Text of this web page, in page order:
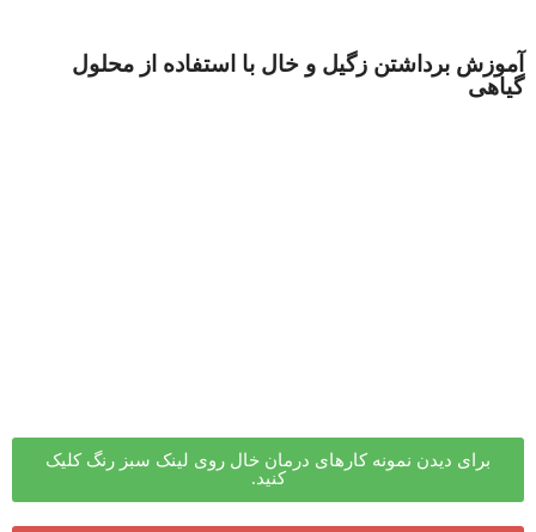
آموزش برداشتن زگیل و خال با استفاده از محلول
گیاهی
برای دیدن نمونه کارهای درمان خال روی لینک سبز رنگ کلیک
کنید.